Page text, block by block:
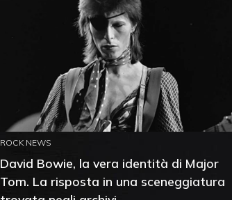
ROCK NEWS
David Bowie, la vera identità di Major
Tom. La risposta in una sceneggiatura